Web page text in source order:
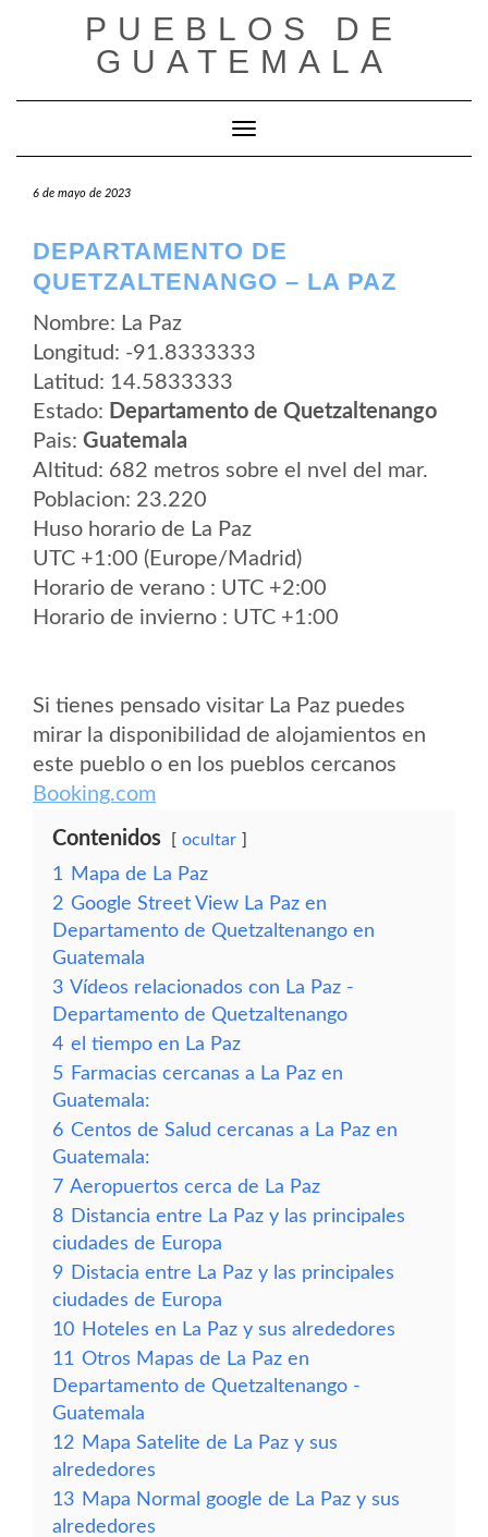
PUEBLOS DE
GUATEMALA
Cambiar modo de navegación
6 de mayo de 2023
DEPARTAMENTO DE
QUETZALTENANGO – LA PAZ
Nombre: La Paz
Longitud: -91.8333333
Latitud: 14.5833333
Estado: Departamento de Quetzaltenango
Pais: Guatemala
Altitud: 682 metros sobre el nvel del mar.
Poblacion: 23.220
Huso horario de La Paz
UTC +1:00 (Europe/Madrid)
Horario de verano : UTC +2:00
Horario de invierno : UTC +1:00
Si tienes pensado visitar La Paz puedes
mirar la disponibilidad de alojamientos en
este pueblo o en los pueblos cercanos
Booking.com
Contenidos ocultar
1
Mapa de La Paz
2 Google Street View La Paz en
Departamento de Quetzaltenango en
Guatemala
3 Vídeos relacionados con La Paz -
Departamento de Quetzaltenango
4 el tiempo en La Paz
5 Farmacias cercanas a La Paz en
Guatemala:
6 Centos de Salud cercanas a La Paz en
Guatemala:
7 Aeropuertos cerca de La Paz
8 Distancia entre La Paz y las principales
ciudades de Europa
9 Distacia entre La Paz y las principales
ciudades de Europa
10 Hoteles en La Paz y sus alrededores
11 Otros Mapas de La Paz en
Departamento de Quetzaltenango -
Guatemala
12 Mapa Satelite de La Paz y sus
alrededores
13 Mapa Normal google de La Paz y sus
alrededores